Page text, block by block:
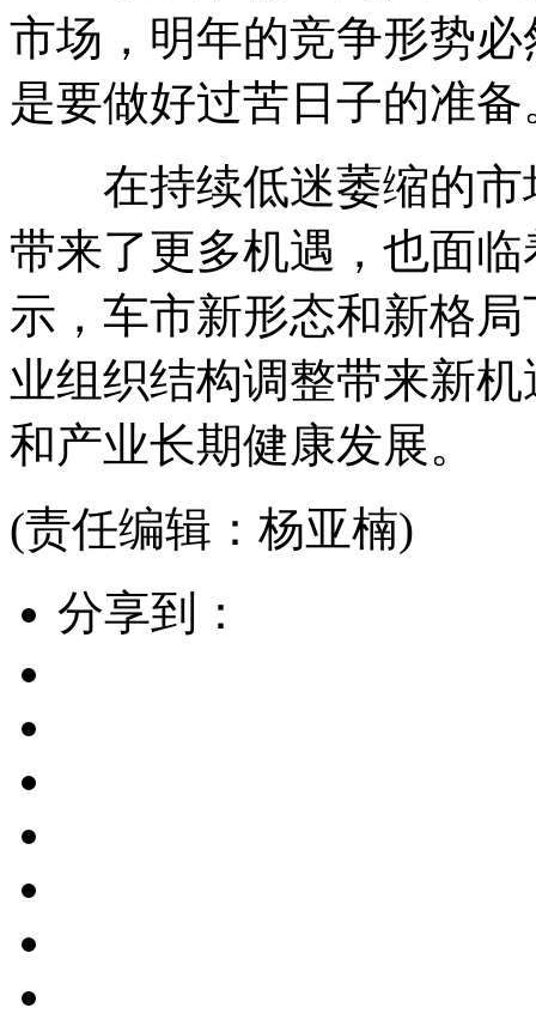
市场，明年的竞争形势
是要做好过苦日子的准备
在持续低迷萎缩的市
带来了更多机遇，也面
示，车市新形态和新格
业组织结构调整带来新
和产业长期健康发展。
(责任编辑：杨亚楠)
分享到：